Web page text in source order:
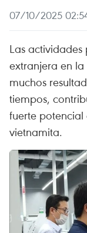
07/10/2025
Las
extranjera en
muchos
tiempos,
fuerte
vietnamita.